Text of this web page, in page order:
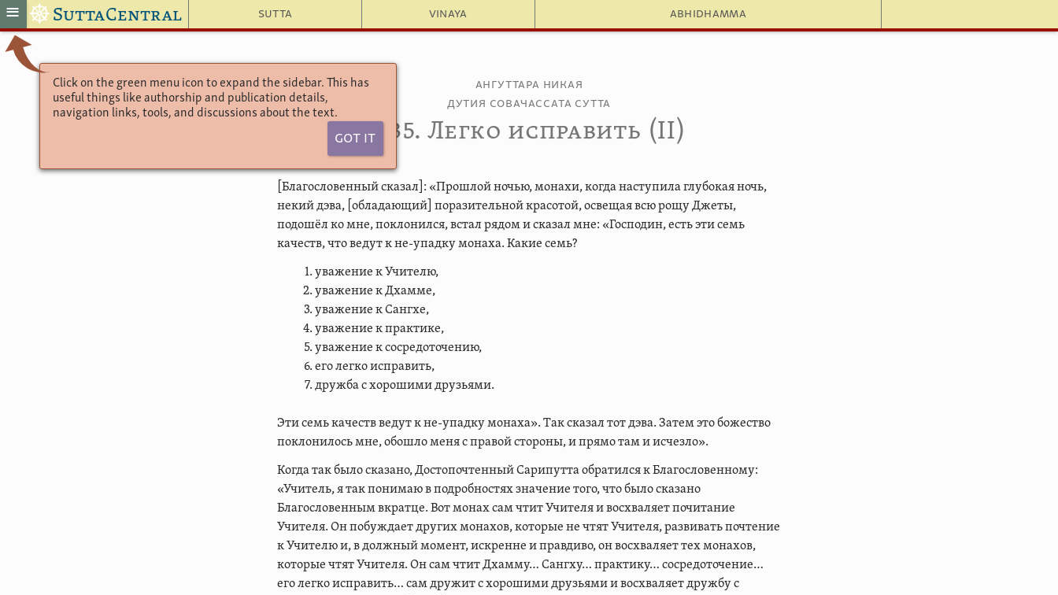
Sutta Vinaya Abhidhamma
≡ ☸ SuttaCentral
Click on the green menu icon to expand the sidebar. This has
useful things like authorship and publication details,
navigation links, tools, and discussions about the text.
Got It
Ангуттара Никая
Дутия совачассата сутта
7.35. Легко исправить (II)
[Благословенный сказал]: «Прошлой ночью, монахи, когда наступила глубокая ночь,
некий дэва, [обладающий] поразительной красотой, освещая всю рощу Джеты,
подошёл ко мне, поклонился, встал рядом и сказал мне: «Господин, есть эти семь
качеств, что ведут к не-упадку монаха. Какие семь?
уважение к Учителю,
уважение к Дхамме,
уважение к Сангхе,
уважение к практике,
уважение к сосредоточению,
его легко исправить,
дружба с хорошими друзьями.
Эти семь качеств ведут к не-упадку монаха». Так сказал тот дэва. Затем это божество
поклонилось мне, обошло меня с правой стороны, и прямо там и исчезло».
Когда так было сказано, Достопочтенный Сарипутта обратился к Благословенному:
«Учитель, я так понимаю в подробностях значение того, что было сказано
Благословенным вкратце. Вот монах сам чтит Учителя и восхваляет почитание
Учителя. Он побуждает других монахов, которые не чтят Учителя, развивать почтение
к Учителю и, в должный момент, искренне и правдиво, он восхваляет тех монахов,
которые чтят Учителя. Он сам чтит Дхамму… Сангху… практику… сосредоточение…
его легко исправить… сам дружит с хорошими друзьями и восхваляет дружбу с